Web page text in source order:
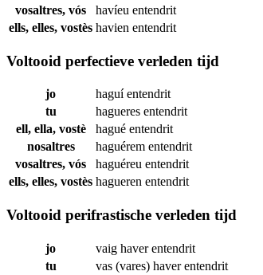
vosaltres, vós
havíeu entendrit
ells, elles, vostès havien entendrit
Voltooid perfectieve verleden tijd
jo haguíentendrit
tu
hagueres entendrit
ell, ella, vostè
hagué entendrit
nosaltres
haguérem entendrit
vosaltres, vós
haguéreu entendrit
ells, elles, vostès hagueren entendrit
Voltooid perifrastische verleden tijd
jo vaig haverentendrit
tu
vas (vares) haverentendrit